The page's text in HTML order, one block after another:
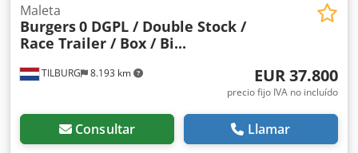
TILBURG 8.193 km
Maleta
Burgers0 DGPL / Double Stock /
Race Trailer / Box / Bi...
EUR 37.800
precio fijo IVA no incluído
Consultar Llamar